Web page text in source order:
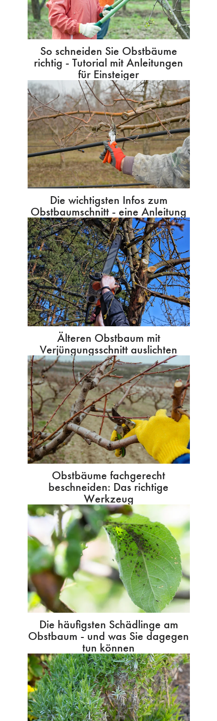
So schneiden Sie Obstbäume
richtig - Tutorial mit Anleitungen
für Einsteiger
Die wichtigsten Infos zum
Obstbaumschnitt - eine Anleitung
Älteren Obstbaum mit
Verjüngungsschnitt auslichten
Obstbäume fachgerecht
beschneiden: Das richtige
Werkzeug
Die häufigsten Schädlinge am
Obstbaum - und was Sie dagegen
tun können